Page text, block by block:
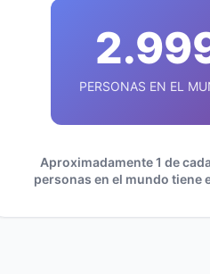
PERSONAS EN EL
Aproximadamente 1 de
personas en el mundo tiene